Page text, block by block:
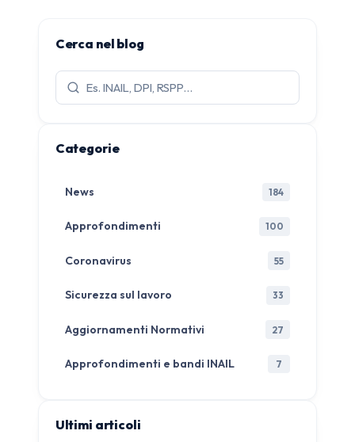
Cerca nel blog
Cerca
articoli:
Categorie
News 184
Approfondimenti 100
Coronavirus 55
Sicurezza sul lavoro 33
Aggiornamenti Normativi 27
Approfondimenti e bandi INAIL 7
Ultimi articoli